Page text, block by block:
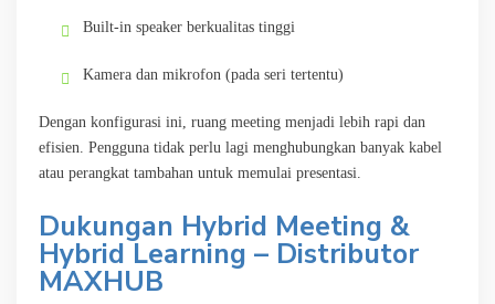
Built-in speaker berkualitas tinggi
Kamera dan mikrofon (pada seri tertentu)
Dengan konfigurasi ini, ruang meeting menjadi lebih rapi dan
efisien. Pengguna tidak perlu lagi menghubungkan banyak kabel
atau perangkat tambahan untuk memulai presentasi.
Dukungan Hybrid Meeting &
Hybrid Learning – Distributor
MAXHUB